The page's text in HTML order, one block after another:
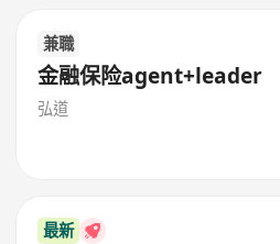
兼職
金融保险agent+leader
弘道
最新